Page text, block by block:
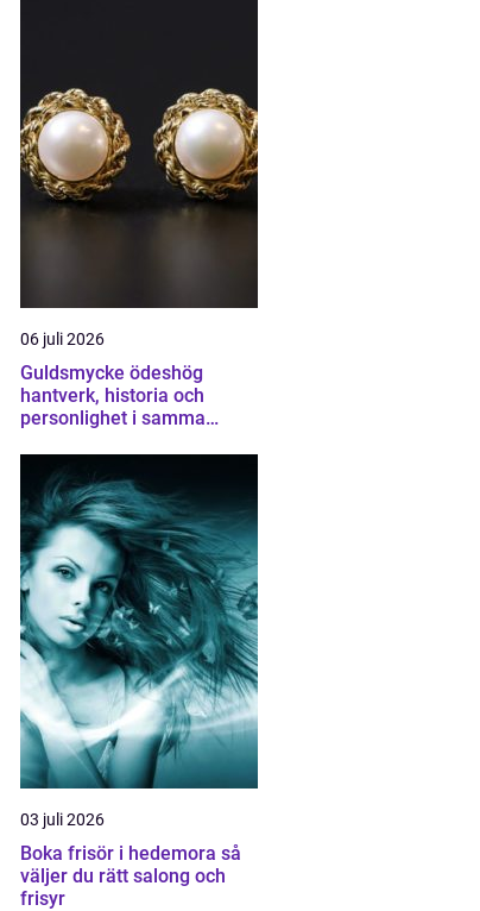
06 juli 2026
Guldsmycke ödeshög
hantverk, historia och
personlighet i samma
03 juli 2026
Boka frisör i hedemora så
väljer du rätt salong och
frisyr